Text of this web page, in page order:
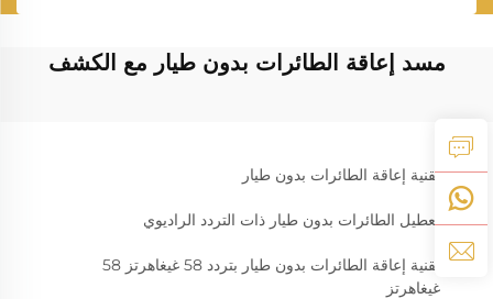
مسد إعاقة الطائرات بدون طيار مع الكشف
تقنية إعاقة الطائرات بدون طيار
تعطيل الطائرات بدون طيار ذات التردد الراديوي
تقنية إعاقة الطائرات بدون طيار بتردد 58 غيغاهرتز 58
غيغاهرتز